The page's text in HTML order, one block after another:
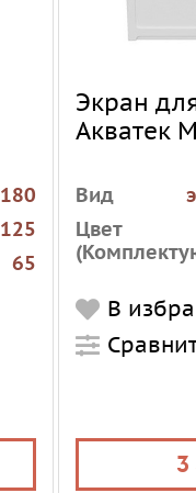
180
125
65
Экран
Акватек
Вид
Цвет
В
3